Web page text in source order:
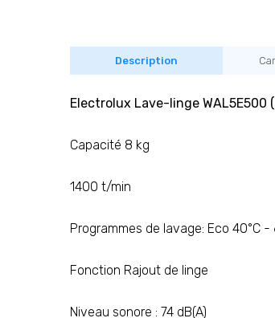
Description
Electrolux Lave-linge WAL5E500
Capacité 8 kg
1400 t/min
Programmes de lavage: Eco 40°C
Fonction Rajout de linge
Niveau sonore : 74 dB(A)